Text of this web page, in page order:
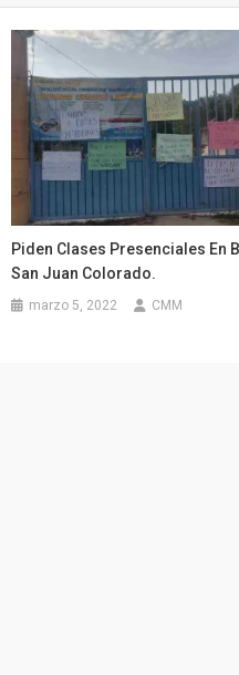
Piden Clases Presenciales En
San Juan Colorado.
marzo 5, 2022 CMM